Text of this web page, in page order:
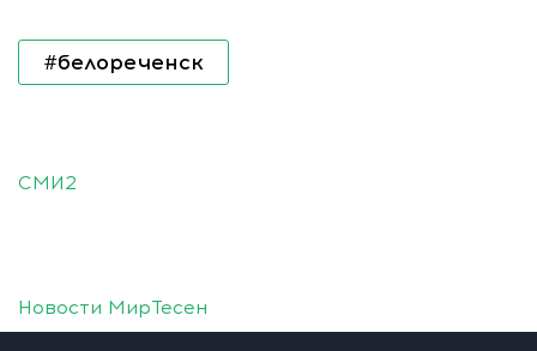
#белореченск
СМИ2
Новости МирТесен